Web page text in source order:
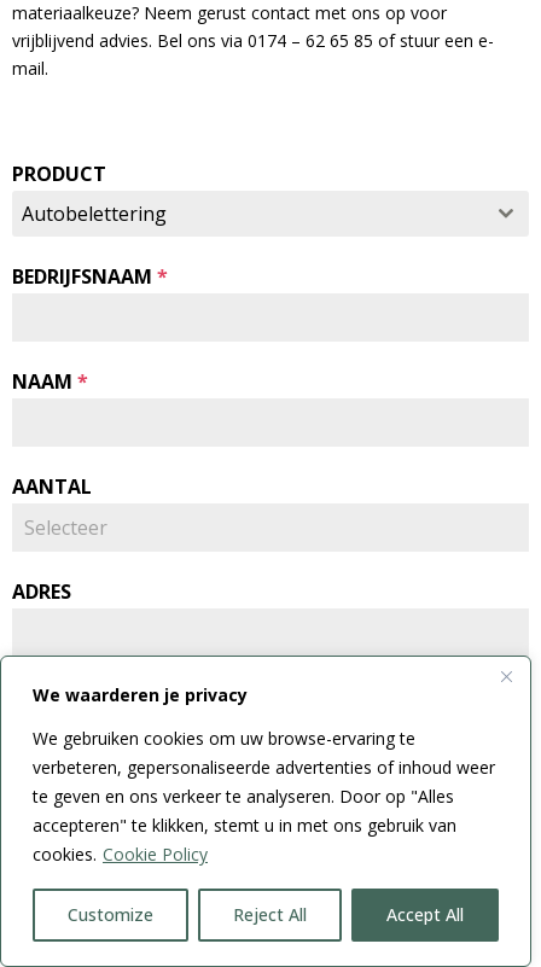
We waarderen je privacy
We gebruiken cookies om uw browse-ervaring te
verbeteren, gepersonaliseerde advertenties of inhoud weer
te geven en ons verkeer te analyseren. Door op "Alles
accepteren" te klikken, stemt u in met ons gebruik van
cookies. Cookie Policy
Customize Reject All Accept All
materiaalkeuze? Neem gerust contact met ons op voor
vrijblijvend advies. Bel ons via 0174 – 62 65 85 of stuur een e-
mail.
PRODUCT
Autobelettering
BEDRIJFSNAAM *
NAAM *
AANTAL
ADRES
E-MAILADRES*
AFMETINGEN
POSTCODE